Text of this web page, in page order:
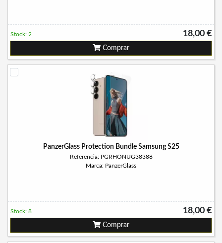
18,00 €
Stock: 2
Comprar
PanzerGlass Protection Bundle Samsung S25
Referencia: PGRHONUG38388
Marca: PanzerGlass
18,00 €
Stock: 8
Comprar